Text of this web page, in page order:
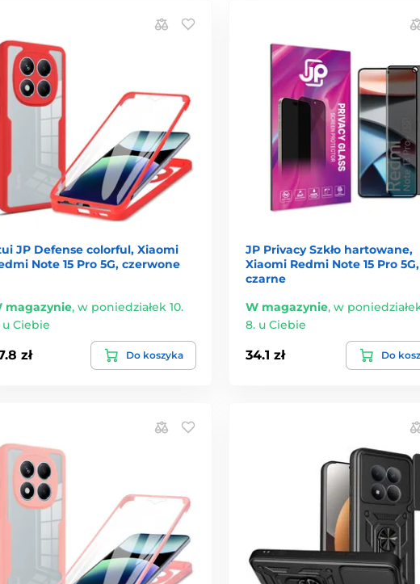
JP Defense colorful, Xiaomi
Note 15 Pro 5G, czerwone
magazynie, w poniedziałek 10.
u Ciebie
zł Do koszyka
JP Privacy Szkło hartowane,
Xiaomi Redmi Note 15 Pro 5G,
czarne
W magazynie, w
8. u Ciebie
34.1 zł Do